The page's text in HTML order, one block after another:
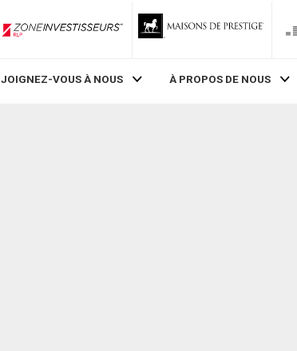
ZoneInvestisseurs RLP
JOIGNEZ-VOUS À NOUS À PROPOS DE NOUS